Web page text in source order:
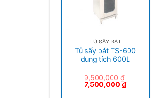
TỦ SẤY BÁT
Tủ sấy bát TS-600
dung tích 600L
9,500,000₫
7,500,000₫